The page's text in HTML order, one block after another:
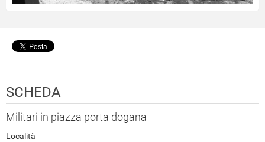
SCHEDA
Militari in piazza porta dogana
Località